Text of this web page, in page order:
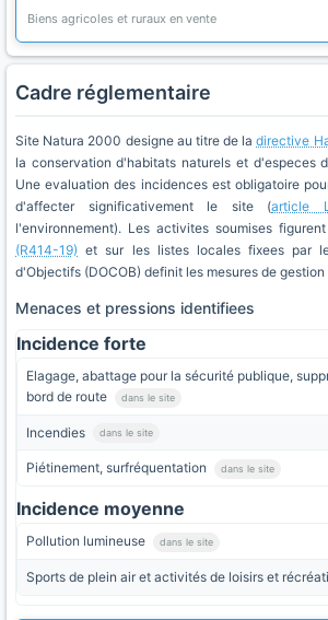
Biens agricoles et ruraux en vente
Cadre réglementaire
Site Natura 2000 designe au titre de ladirective
la conservation d'habitats naturels et d'especes
Une evaluation des incidences est obligatoire
d'affecter significativement le site (article
l'environnement). Les activites soumises
(R414-19) et sur les listes locales fixees par
d'Objectifs (DOCOB) definit les mesures de gestion
Menaces et pressions identifiees
Incidence forte
Elagage, abattage pour la sécurité publique,
bord de route
dans le site
Incendies dans le site
Piétinement, surfréquentation dans le site
Incidence moyenne
Pollution lumineuse dans le site
Sports de plein air et activités de loisirs et